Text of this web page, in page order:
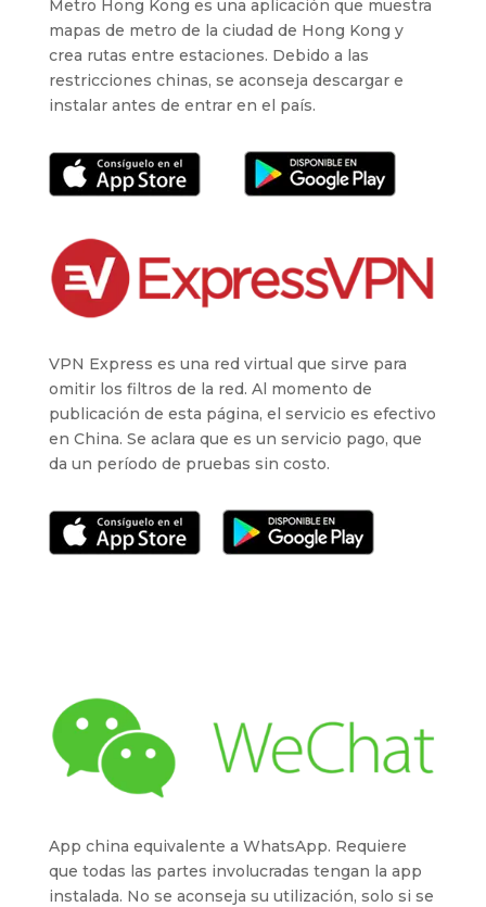
Metro Hong Kong es una aplicación que muestra
mapas de metro de la ciudad de Hong Kong y
crea rutas entre estaciones. Debido a las
restricciones chinas, se aconseja descargar e
instalar antes de entrar en el país.
VPN Express es una red virtual que sirve para
omitir los filtros de la red. Al momento de
publicación de esta página, el servicio es efectivo
en China. Se aclara que es un servicio pago, que
da un período de pruebas sin costo.
App china equivalente a WhatsApp. Requiere
que todas las partes involucradas tengan la app
instalada. No se aconseja su utilización, solo si se